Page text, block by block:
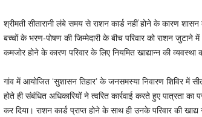
श्रीमती सीतारानी लंबे समय से राशन कार्ड नहीं होने के कारण
बच्चों के भरण-पोषण की जिम्मेदारी के बीच परिवार को राशन जुटाने
कमजोर होने के कारण परिवार के लिए नियमित खाद्यान्न की व्यवस्था
गांव में आयोजित ‘सुशासन तिहार’ के जनसमस्या निवारण शिविर में
होते ही संबंधित अधिकारियों ने त्वरित कार्रवाई करते हुए पात्रता
कर दिया। राशन कार्ड प्राप्त होने के साथ ही उनके परिवार की खाद्य